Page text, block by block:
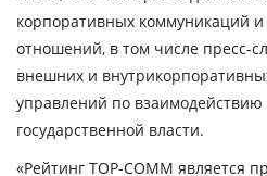
корпоративных коммуникаций
отношений, в том числе пресс-
внешних и
управлений по взаимодействию
государственной власти.
«Рейтинг TOP-COMM является